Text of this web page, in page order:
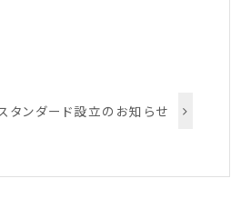
タンダード設立のお知らせ